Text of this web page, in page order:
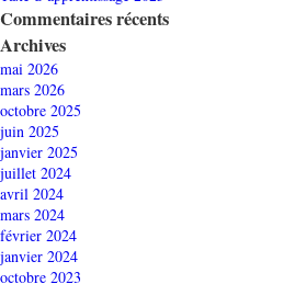
Commentaires récents
Archives
mai 2026
mars 2026
octobre 2025
juin 2025
janvier 2025
juillet 2024
avril 2024
mars 2024
février 2024
janvier 2024
octobre 2023